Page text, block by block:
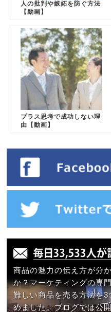
人の批判や嫉妬を防ぐ方法
【動画】
プラス思考で成功しない理
由【動画】
商品の魅力の伝え方が分
か？マーケティングの専
難しい商品を売る方法を
めました。ブログでは公